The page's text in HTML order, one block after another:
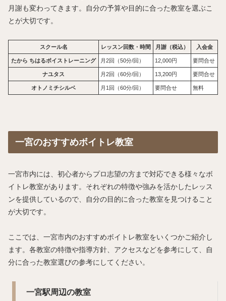
月謝も変わってきます。自分の予算や目的に合った教室を選ぶこ
とが大切です。
スクール名 レッスン回数・時間 月謝（税込） 入会金
たから ちはるボイストレーニング 月2回（50分/回） 12,000円 要問合せ
ナユタス 月2回（60分/回） 13,200円 要問合せ
オトノミチシルベ 月1回（60分/回） 要問合せ 無料
一宮のおすすめボイトレ教室
一宮市内には、初心者からプロ志望の方まで対応できる様々なボ
イトレ教室があります。それぞれの特徴や強みを活かしたレッス
ンを提供しているので、自分の目的に合った教室を見つけること
が大切です。
ここでは、一宮市内のおすすめボイトレ教室をいくつかご紹介し
ます。各教室の特徴や指導方針、アクセスなどを参考にして、自
分に合った教室選びの参考にしてください。
一宮駅周辺の教室